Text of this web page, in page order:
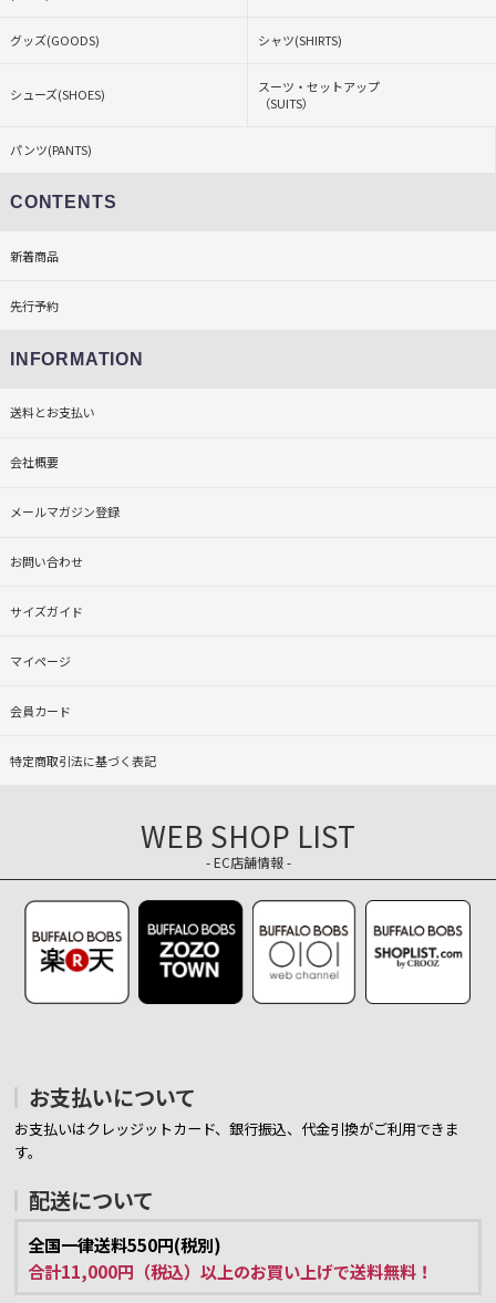
グッズ(GOODS) シャツ(SHIRTS)
シューズ(SHOES)
スーツ・セットアップ
（SUITS）
パンツ(PANTS)
CONTENTS
新着商品
先行予約
INFORMATION
送料とお支払い
会社概要
メールマガジン登録
お問い合わせ
サイズガイド
マイページ
会員カード
特定商取引法に基づく表記
WEB SHOP LIST
- EC店舗情報 -
お支払いについて
お支払いはクレッジットカード、銀行振込、代金引換がご利用できま
す。
配送について
全国一律送料550円(税別)
合計11,000円（税込）以上のお買い上げで送料無料！